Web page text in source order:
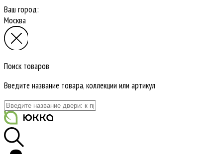
Ваш город:
Москва
Поиск товаров
Введите название товара, коллекции или артикул